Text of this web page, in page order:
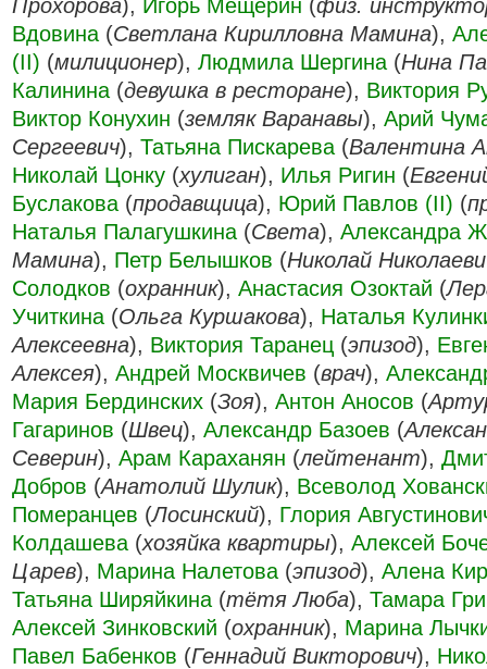
Прохорова), Игорь Мещерин (физ.
Вдовина (Светлана Кирилловна Мамина),
(II) (милиционер), Людмила Шергина (Нина
Калинина (девушка в ресторане), Виктория
Виктор Конухин (земляк Варанавы), Арий
Сергеевич), Татьяна Пискарева (Валентина
Николай Цонку (хулиган), Илья Ригин (
Буслакова (продавщица), Юрий Павлов (II) (
Наталья Палагушкина (Света), Александра
Мамина), Петр Белышков (Николай
Солодков (охранник), Анастасия Озоктай (
Учиткина (Ольга Куршакова), Наталья
Алексеевна), Виктория Таранец (эпизод),
Алексея), Андрей Москвичев (врач),
Мария Бердинских (Зоя), Антон Аносов (
Гагаринов (Швец), Александр Базоев (
Северин), Арам Караханян (лейтенант),
Добров (Анатолий Шулик), Всеволод
Померанцев (Лосинский), Глория
Колдашева (хозяйка квартиры), Алексей
Царев), Марина Налетова (эпизод), Алена
Татьяна Ширяйкина (тётя Люба), Тамара
Алексей Зинковский (охранник), Марина
Павел Бабенков (Геннадий Викторович),